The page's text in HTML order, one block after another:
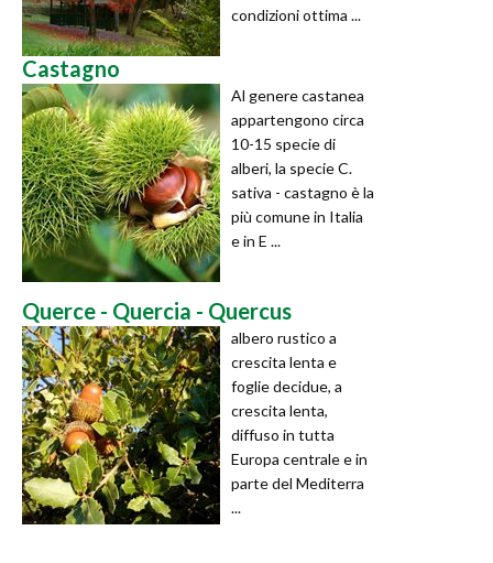
condizioni ottima ...
Castagno
Al genere castanea
appartengono circa
10-15 specie di
alberi, la specie C.
sativa - castagno è la
più comune in Italia
e in E ...
Querce - Quercia - Quercus
albero rustico a
crescita lenta e
foglie decidue, a
crescita lenta,
diffuso in tutta
Europa centrale e in
parte del Mediterra
...